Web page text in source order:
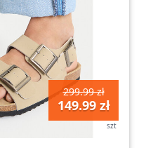
299.99 zł
149.99 zł
szt